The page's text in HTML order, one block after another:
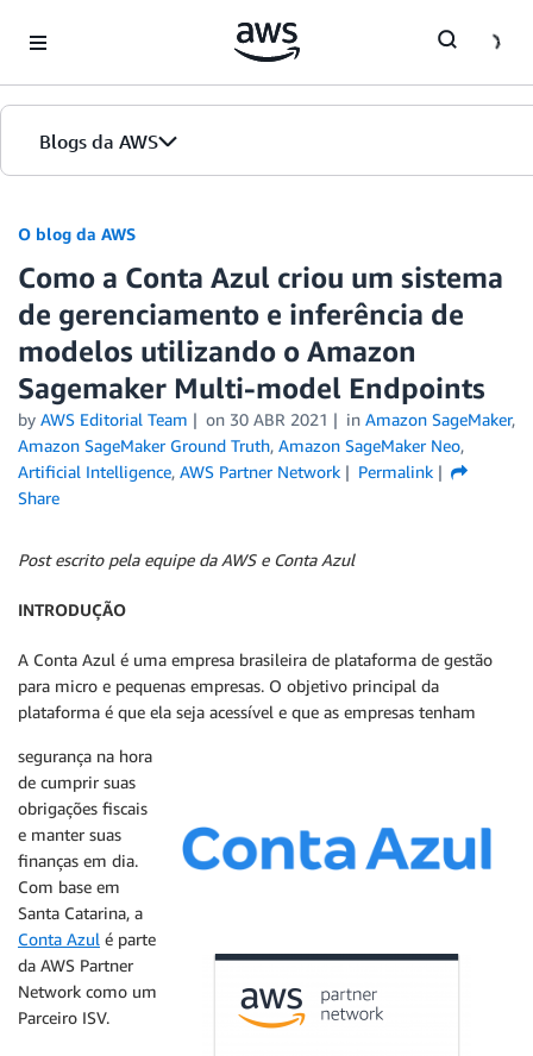
Blogs da AWS
Página inicial
Edições
O blog da AWS
Como a Conta Azul criou um sistema
de gerenciamento e inferência de
modelos utilizando o Amazon
Sagemaker Multi-model Endpoints
by AWS Editorial Team on 30 ABR 2021 in Amazon SageMaker,
Amazon SageMaker Ground Truth, Amazon SageMaker Neo,
Artificial Intelligence, AWS Partner Network
Permalink
Share
Post escrito pela equipe da AWS e Conta Azul
INTRODUÇÃO
A Conta Azul é uma empresa brasileira de plataforma de gestão
para micro e pequenas empresas. O objetivo principal da
plataforma é que ela seja acessível e que as empresas tenham
segurança na hora
de cumprir suas
obrigações fiscais
e manter suas
finanças em dia.
Com base em
Santa Catarina, a
Conta Azul é parte
da AWS Partner
Network como um
Parceiro ISV.